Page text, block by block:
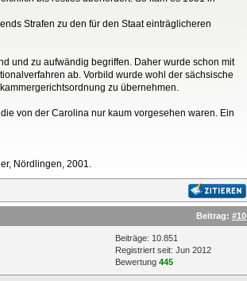
Strafen zu den für den Staat einträglicheren
und zu aufwändig begriffen. Daher wurde schon mit
ab. Vorbild wurde wohl der sächsische
zu übernehmen.
von der Carolina nur kaum vorgesehen waren. Ein
Nördlingen, 2001.
Beitrag: #10
Beiträge: 10.851
Registriert seit: Jun 2012
Bewertung 445